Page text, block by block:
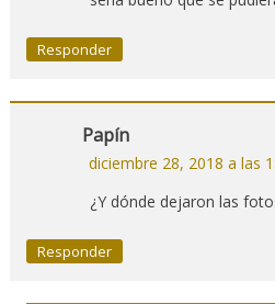
Responder
Papín
diciembre 28, 2018 a las
¿Y dónde dejaron las
Responder